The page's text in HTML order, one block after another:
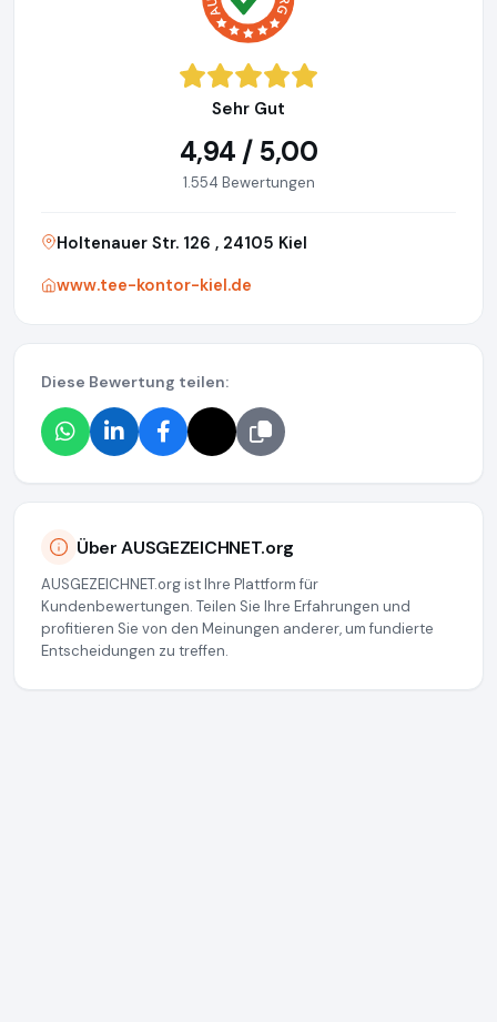
Sehr Gut
4,94 / 5,00
1.554 Bewertungen
Holtenauer Str. 126 , 24105 Kiel
www.tee-kontor-kiel.de
Diese Bewertung teilen:
Über AUSGEZEICHNET.org
AUSGEZEICHNET.org ist Ihre Plattform für
Kundenbewertungen. Teilen Sie Ihre Erfahrungen und
profitieren Sie von den Meinungen anderer, um fundierte
Entscheidungen zu treffen.